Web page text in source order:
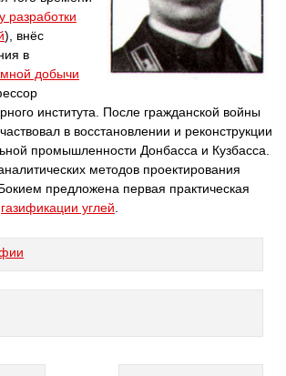
разработки
), внёс
в
добычи
института. После гражданской войны
в восстановлении и реконструкции
промышленности Донбасса и Кузбасса.
методов проектирования
предложена первая практическая
газификации углей